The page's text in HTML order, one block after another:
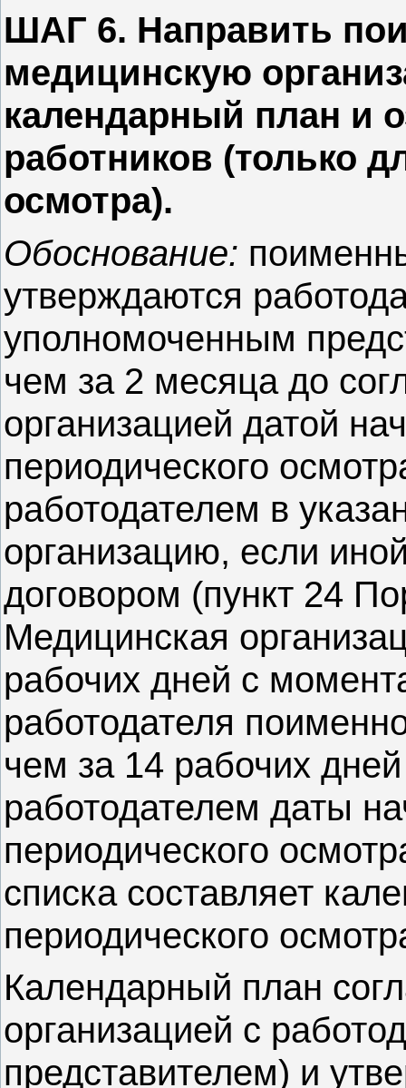
ШАГ 6. Направить
медицинскую
календарный план и
работников (только
осмотра).
Обоснование:
утверждаются
уполномоченным
чем за 2 месяца до
организацией датой
периодического
работодателем в
организацию, если
договором (пункт 24
Медицинская
рабочих дней с
работодателя
чем за 14 рабочих
работодателем даты
периодического
списка составляет
периодического
Календарный план
организацией с
представителем) и